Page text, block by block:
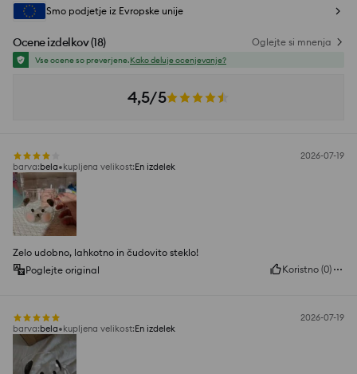
Smo podjetje iz Evropske unije
Ocene izdelkov(18) Oglejte si mnenja
Vse ocene so preverjene.Kako deluje ocenjevanje?
4,5/5
2026-07-19
barva:bela kupljena velikost:En izdelek
Zelo udobno, lahkotno in čudovito steklo!
Poglejte original
Koristno (0)
2026-07-19
barva:bela kupljena velikost:En izdelek